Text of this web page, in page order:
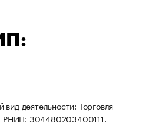
деятельности: Торговля
304480203400111.